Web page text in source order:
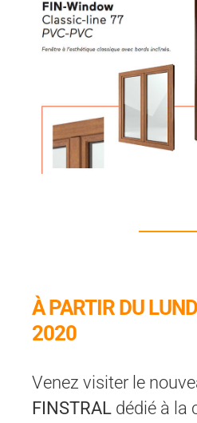
À PARTIR DU
2020
Venez visiter le
FINSTRAL dédié à la